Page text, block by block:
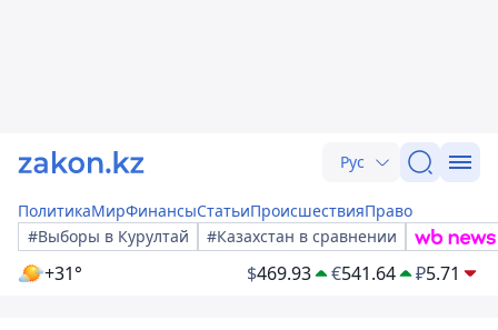
Рус
ПолитикаМирФинансыСтатьиПроисшествияПраво
#Выборы в Курултай
#Казахстан в сравнении
+31° $469.93 €541.64 ₽5.71